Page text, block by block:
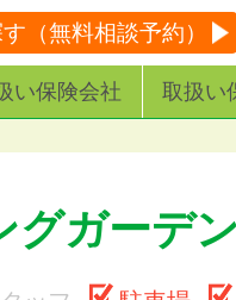
（無料相談予約）
い保険会社 取扱い
グガーデ